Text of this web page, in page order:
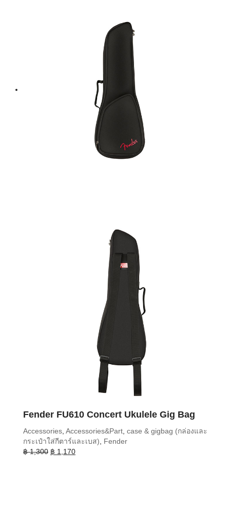
Fender FU610 Concert Ukulele Gig Bag
Accessories, Accessories&Part, case & gigbag (กล่องและ
กระเป๋าใส่กีตาร์และเบส), Fender
฿1,300 Original
฿ 1,170Current